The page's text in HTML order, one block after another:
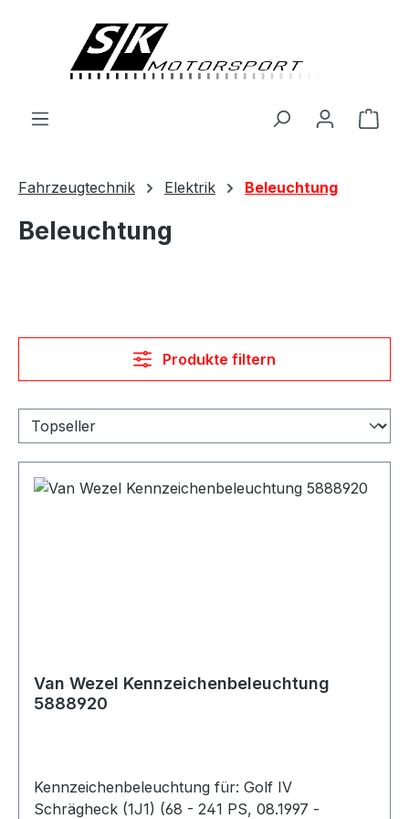
Fahrzeugtechnik Elektrik Beleuchtung
Beleuchtung
Produkte filtern
Van Wezel Kennzeichenbeleuchtung
5888920
Kennzeichenbeleuchtung für: Golf IV
Schrägheck (1J1) (68 - 241 PS, 08.1997 -